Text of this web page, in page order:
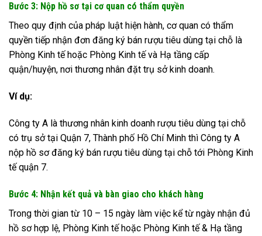
Bước 3: Nộp hồ sơ tại cơ quan có thẩm quyền
Theo quy định của pháp luật hiện hành, cơ quan có thẩm
quyền tiếp nhận đơn đăng ký bán rượu tiêu dùng tại chỗ là
Phòng Kinh tế hoặc Phòng Kinh tế và Hạ tầng cấp
quận/huyện, nơi thương nhân đặt trụ sở kinh doanh.
Ví dụ:
Công ty A là thương nhân kinh doanh rượu tiêu dùng tại chỗ
có trụ sở tại Quận 7, Thành phố Hồ Chí Minh thì Công ty A
nộp hồ sơ đăng ký bán rượu tiêu dùng tại chỗ tới Phòng Kinh
tế quận 7.
Bước 4: Nhận kết quả và bàn giao cho khách hàng
Trong thời gian từ 10 – 15 ngày làm việc kể từ ngày nhận đủ
hồ sơ hợp lệ, Phòng Kinh tế hoặc Phòng Kinh tế & Hạ tầng